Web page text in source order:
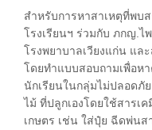
สำหรับการหาสาเหตุที่พบ
โรงเรียนฯ ร่วมกับ ภกญ.
โรงพยาบาลเวียงแก่น แ
โดยทำแบบสอบถามเพื่อห
นักเรียนในกลุ่มไม่ปลอดภั
ไม้ ที่ปลูกเองโดยใช้สารเ
เกษตร เช่น ใส่ปุ๋ย ฉีดพ่นส